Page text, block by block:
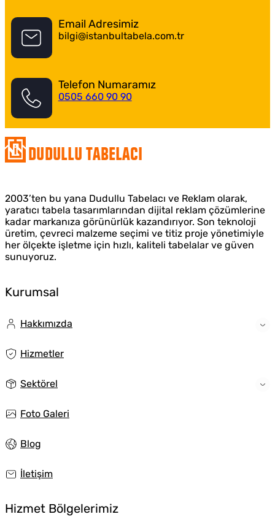
Email Adresimiz
bilgi@istanbultabela.com.tr
Telefon Numaramız
0505 660 90 90
2003’ten bu yana Dudullu Tabelacı ve Reklam olarak,
yaratıcı tabela tasarımlarından dijital reklam çözümlerine
kadar markanıza görünürlük kazandırıyor. Son teknoloji
üretim, çevreci malzeme seçimi ve titiz proje yönetimiyle
her ölçekte işletme için hızlı, kaliteli tabelalar ve güven
sunuyoruz.
Kurumsal
Hakkımızda
Hizmetler
Sektörel
Foto Galeri
Blog
İletişim
Hizmet Bölgelerimiz